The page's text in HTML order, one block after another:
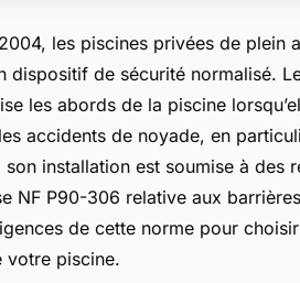
les piscines privées de plein
dispositif de sécurité normalisé.
les abords de la piscine
accidents de noyade, en
installation est soumise à des
NF P90-306 relative aux
de cette norme pour
votre piscine.